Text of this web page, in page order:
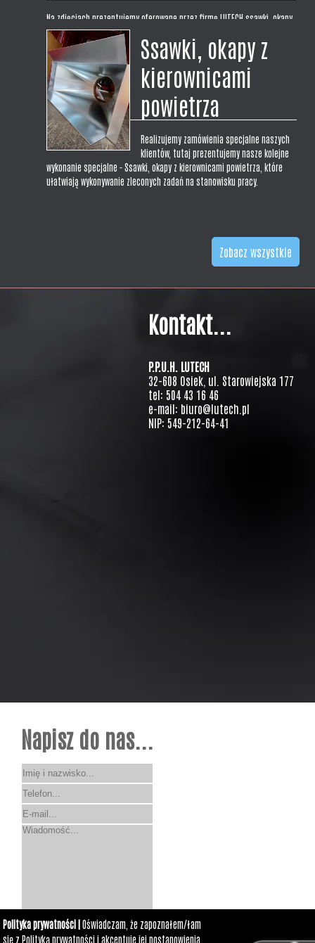
Na zdjęciach prezentujemy oferowane przez firmę LUTECH ssawki, okapy
laboratoryjne w wykonaniu centralnym symetrycznym z blachy
nierdzewnej kwasoodpornej gat 304. Prezentowane ssawki mają wymiar
300x300x200H. Wykonujemy okapy na wymiar pod zamówienie i
indywidualne potrzeby klienta,...
Ssawki, okapy z
kierownicami
powietrza
Realizujemy zamówienia specjalne naszych
klientów, tutaj prezentujemy nasze kolejne
wykonanie specjalne - Ssawki, okapy z kierownicami powietrza, które
ułatwiają wykonywanie zleconych zadań na stanowisku pracy.
Zobacz wszystkie
Kontakt...
P.P.U.H. LUTECH
32-608 Osiek, ul. Starowiejska 177
tel: 504 43 16 46
e-mail: biuro@lutech.pl
NIP: 549-212-64-41
Napisz do nas...
Polityka prywatności |Oświadczam, że zapoznałem/łam
się z Polityką prywatności i akceptuje jej postanowienia.